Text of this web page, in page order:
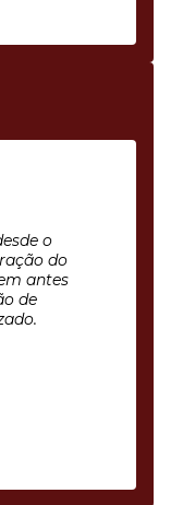
o
do
antes
de